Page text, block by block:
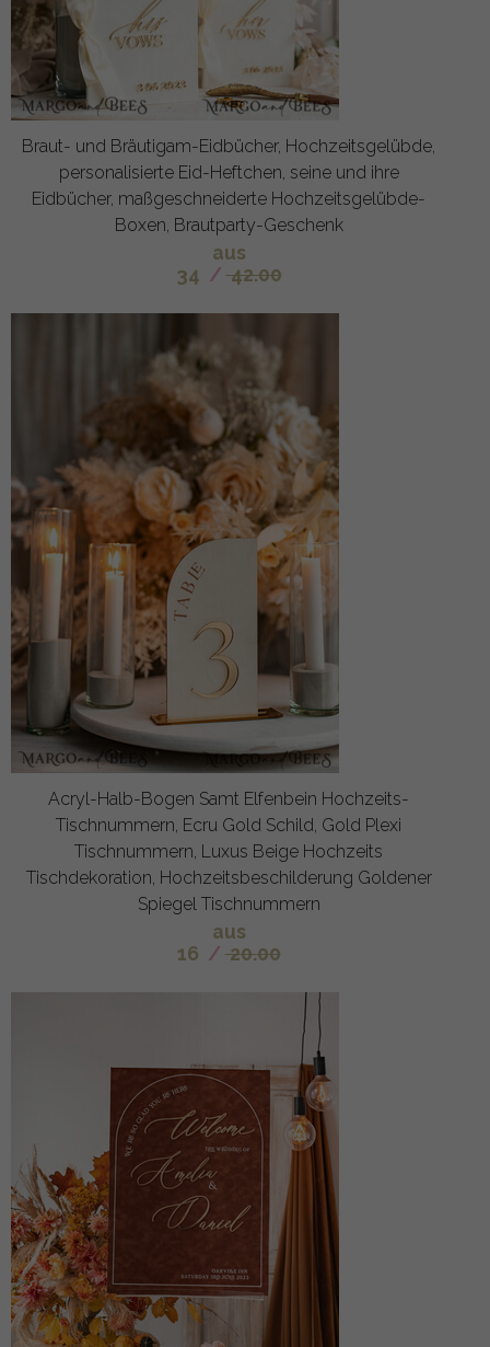
Braut- und Bräutigam-Eidbücher, Hochzeitsgelübde,
personalisierte Eid-Heftchen, seine und ihre
Eidbücher, maßgeschneiderte Hochzeitsgelübde-
Boxen, Brautparty-Geschenk
aus
34 / 42.00
Acryl-Halb-Bogen Samt Elfenbein Hochzeits-
Tischnummern, Ecru Gold Schild, Gold Plexi
Tischnummern, Luxus Beige Hochzeits
Tischdekoration, Hochzeitsbeschilderung Goldener
Spiegel Tischnummern
aus
16 / 20.00